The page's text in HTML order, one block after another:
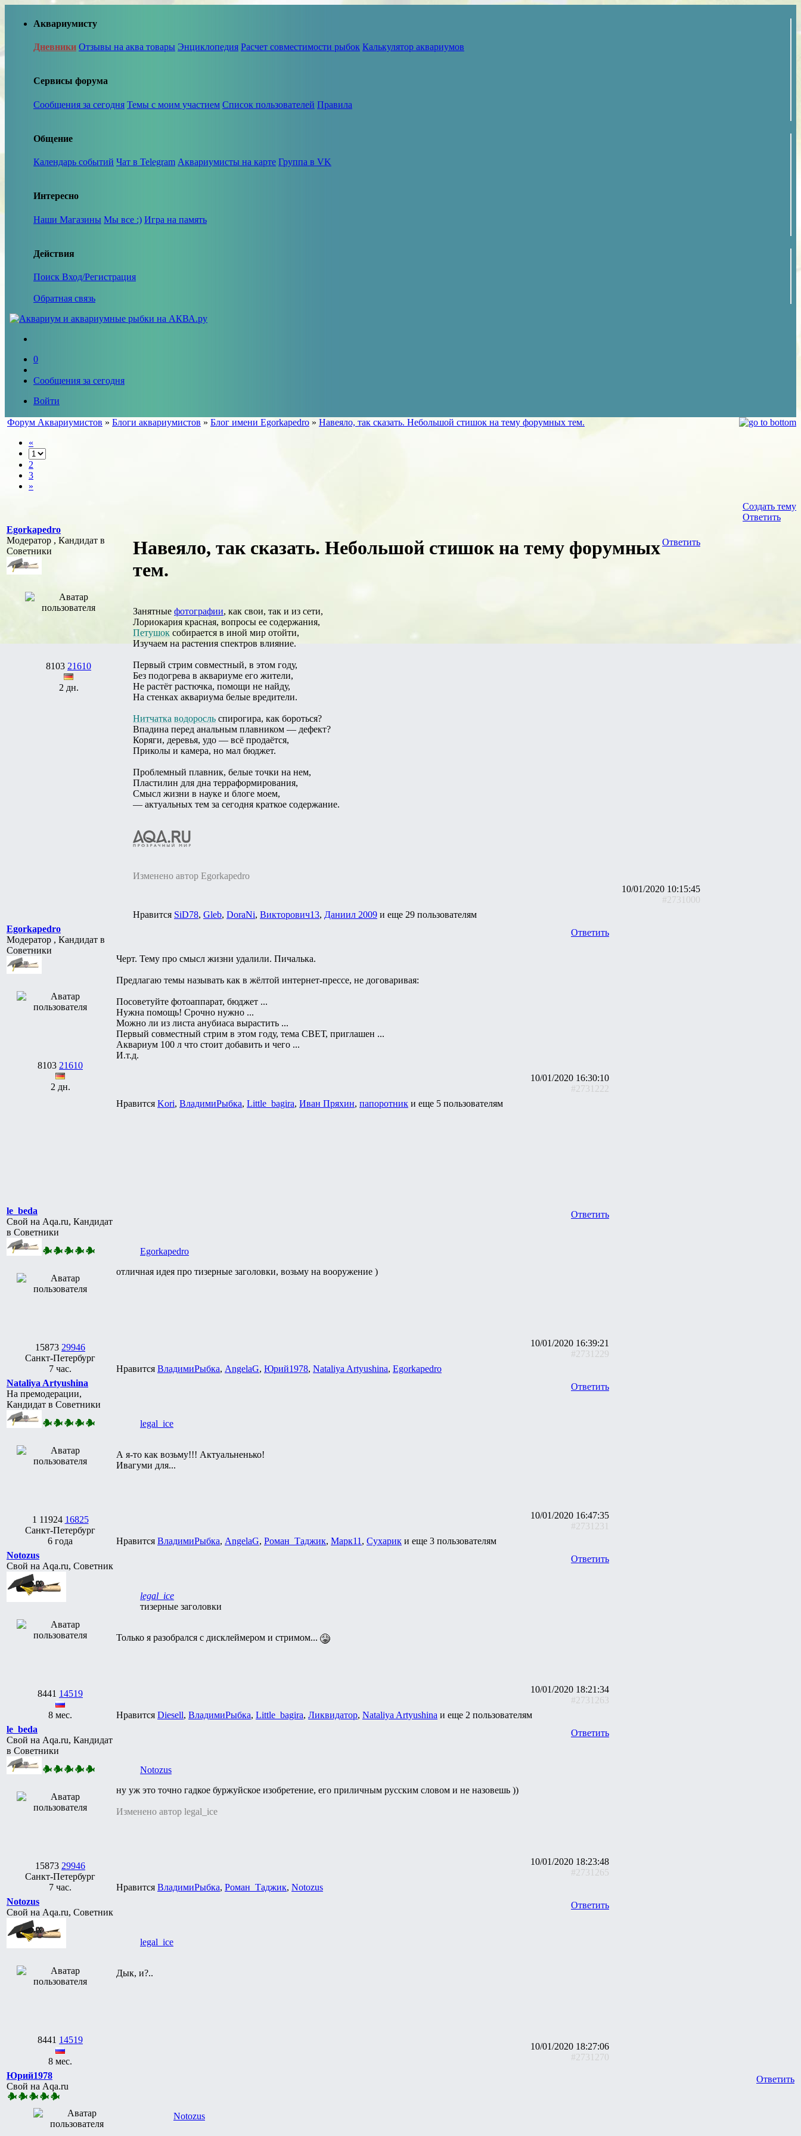
Аквариумисту
Дневники Отзывы на аква товары Энциклопедия Расчет совместимости рыбок Калькулятор аквариумов
Сервисы форума
Сообщения за сегодня Темы с моим участием Список пользователей Правила
Общение
Календарь событий Чат в Telegram Аквариумисты на карте Группа в VK
Интересно
Наши Магазины Мы все :) Игра на память
Действия
Поиск Вход/Регистрация
Обратная связь
0
Сообщения за сегодня
Войти
Форум Аквариумистов » Блоги аквариумистов » Блог имени Egorkapedro » Навеяло, так сказать. Небольшoй стишок на тему форумных тем.
«
2
3
»
Создать тему
Ответить
Egorkapedro
Модератор , Кандидат в
Советники
8103 21610
2 дн.
Ответить
Навеяло, так сказать. Небольшoй стишок на тему форумных
тем.
Занятные фотографии, как свои, так и из сети,
Лориокария красная, вопросы ее содержания,
Петушок собирается в иной мир отойти,
Изучаем на растения спектров влияние.
Первый стрим совместный, в этом году,
Без подогрева в аквариуме его жители,
Не растёт растючка, помощи не найду,
На стенках аквариума белые вредители.
Нитчатка водоросль спирогира, как бороться?
Впадина перед анальным плавником — дефект?
Коряги, деревья, удо — всё продаётся,
Приколы и камера, но мал бюджет.
Проблемный плавник, белые точки на нем,
Пластилин для дна терраформирования,
Смысл жизни в науке и блоге моем,
— актуальных тем за сегодня краткое содержание.
Изменено автор Egorkapedro
10/01/2020 10:15:45
#2731000
Нравится SiD78, Gleb, DoraNi, Викторович13, Даниил 2009 и еще 29 пользователям
Egorkapedro
Модератор , Кандидат в
Советники
8103 21610
2 дн.
Ответить
Черт. Тему про смысл жизни удалили. Пичалька.
Предлагаю темы называть как в жёлтой интернет-прессе, не договаривая:
Посоветуйте фотоаппарат, бюджет ...
Нужна помощь! Срочно нужно ...
Можно ли из листа анубиаса вырастить ...
Первый совместный стрим в этом году, тема СВЕТ, приглашен ...
Аквариум 100 л что стоит добавить и чего ...
И.т.д.
10/01/2020 16:30:10
#2731222
Нравится Kori, ВладимиРыбка, Little_bagira, Иван Пряхин, папоротник и еще 5 пользователям
le_beda
Свой на Aqa.ru, Кандидат
в Советники
15873 29946
Санкт-Петербург
7 час.
Ответить
Egorkapedro
отличная идея про тизерные заголовки, возьму на вооружение )
10/01/2020 16:39:21
#2731229
Нравится ВладимиРыбка, AngelaG, Юрий1978, Nataliya Artyushina, Egorkapedro
Nataliya Artyushina
На премодерации,
Кандидат в Советники
1 11924 16825
Санкт-Петербург
6 года
Ответить
legal_ice
А я-то как возьму!!! Актуальненько!
Ивагуми для...
10/01/2020 16:47:35
#2731231
Нравится ВладимиРыбка, AngelaG, Роман_Таджик, Марк11 , Сухарик и еще 3 пользователям
Notozus
Свой на Aqa.ru, Советник
8441 14519
8 мес.
Ответить
legal_ice
тизерные заголовки
Только я разобрался с дисклеймером и стримом...
10/01/2020 18:21:34
#2731263
Нравится Diesell, ВладимиРыбка, Little_bagira, Ликвидатор, Nataliya Artyushina и еще 2 пользователям
le_beda
Свой на Aqa.ru, Кандидат
в Советники
15873 29946
Санкт-Петербург
7 час.
Ответить
Notozus
ну уж это точно гадкое буржуйское изобретение, его приличным русским словом и не назовешь ))
Изменено автор legal_ice
10/01/2020 18:23:48
#2731265
Нравится ВладимиРыбка, Роман_Таджик, Notozus
Notozus
Свой на Aqa.ru, Советник
8441 14519
8 мес.
Ответить
legal_ice
Дык, и?..
10/01/2020 18:27:06
#2731270
Юрий1978
Свой на Aqa.ru
Ответить
Notozus